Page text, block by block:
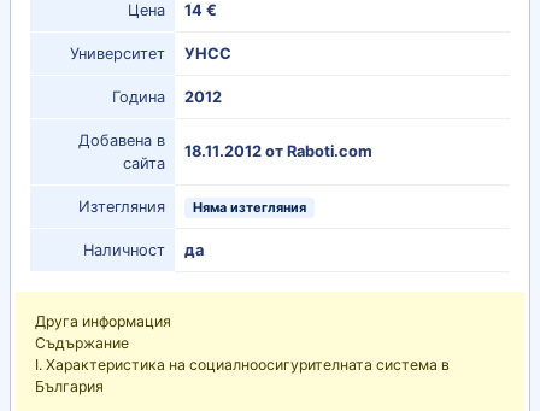
Цена 14 €
Университет УНСС
Година 2012
Добавена в
сайта
18.11.2012 от Raboti.com
Изтегляния Няма изтегляния
Наличност да
Друга информация
Съдържание
I. Характеристика на социалноосигурителната система в
България